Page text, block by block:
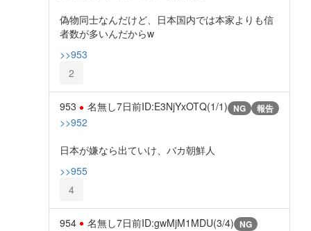
偽物同士なんだけど、日本国内では本家よりも信
者数が多いんだからw
>>953
2
953 名無し7日前ID:E3NjYxOTQ(1/1) NG 報告
>>952
日本が嫌なら出ていけ、バカ朝鮮人
>>955
4
954 名無し7日前ID:gwMjM1MDU(3/4) NG